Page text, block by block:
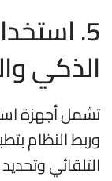
5.
الذكي
تشمل أجهزة
وربط النظام
التلقائي